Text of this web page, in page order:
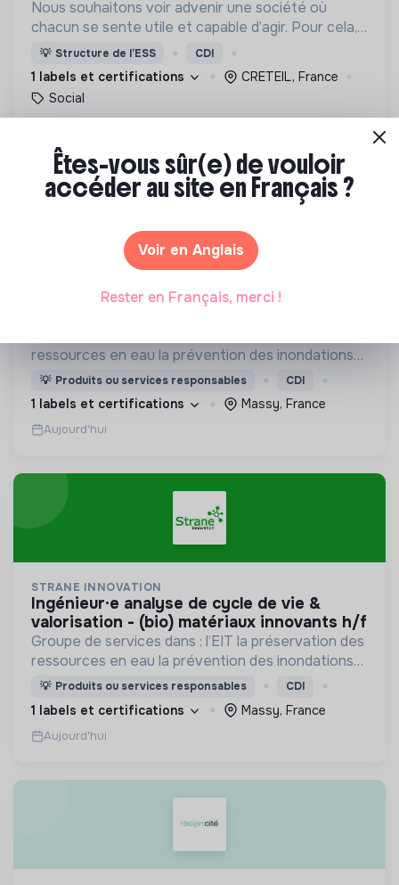
Nous souhaitons voir advenir une société où
chacun se sente utile et capable d’agir. Pour cela,
nous proposons des moyens et des lieux
d’engagement innovants et adaptés à tous.
💡 Structure de l’ESS CDI
1 labels et certifications
CRETEIL, France
Social
ressources en eau la prévention des inondations
l’agriculture durable et les écosystèmes
terrestres les sciences cognitives
💡 Produits ou services responsables CDI
1 labels et certifications Massy, France
Aujourd'hui
STRANE INNOVATION
ingénieur·e analyse de cycle de vie &
valorisation - (bio) matériaux innovants h/f
Groupe de services dans : l’EIT la préservation des
ressources en eau la prévention des inondations
l’agriculture durable et les écosystèmes
terrestres les sciences cognitives
💡 Produits ou services responsables CDI
1 labels et certifications Massy, France
Aujourd'hui
Êtes-vous sûr(e) de vouloir
accéder au site en Français ?
Voir en Anglais
Rester en Français, merci !